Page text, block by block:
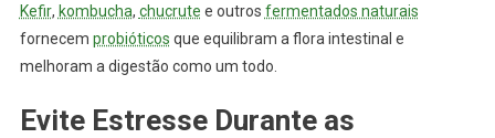
Kefir, kombucha, chucrute e outros fermentados naturais
fornecem probióticos que equilibram a flora intestinal e
melhoram a digestão como um todo.
Evite Estresse Durante as